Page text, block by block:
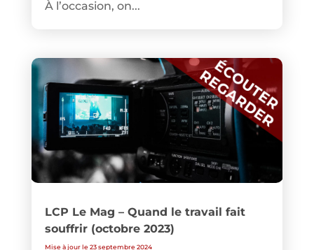
À l’occasion, on...
LCP Le Mag – Quand le travail fait
souffrir (octobre 2023)
Mise à jour le 23 septembre 2024